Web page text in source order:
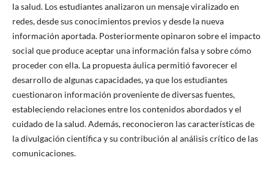
la salud. Los estudiantes analizaron un mensaje viralizado en
redes, desde sus conocimientos previos y desde la nueva
información aportada. Posteriormente opinaron sobre el impacto
social que produce aceptar una información falsa y sobre cómo
proceder con ella. La propuesta áulica permitió favorecer el
desarrollo de algunas capacidades, ya que los estudiantes
cuestionaron información proveniente de diversas fuentes,
estableciendo relaciones entre los contenidos abordados y el
cuidado de la salud. Además, reconocieron las características de
la divulgación científica y su contribución al análisis crítico de las
comunicaciones.